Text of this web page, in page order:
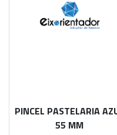
PINCEL PASTELARIA
55 MM